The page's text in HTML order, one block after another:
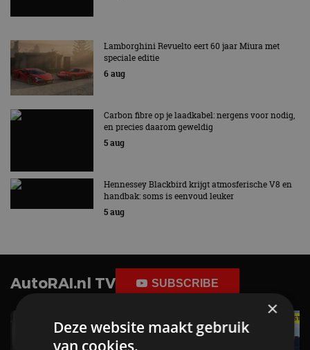
Lamborghini Revuelto eert 60 jaar Miura met
speciale editie
6 aug
Carbon fibre op je laadkabel: nergens voor nodig,
en precies daarom geweldig
5 aug
Hennessey Blackbird krijgt atmosferische V8 en
handbak: soms is eenvoud leuker
5 aug
AutoRAI.nl TV SUBSCRIBE
×
Deze website maakt gebruik
van cookies.